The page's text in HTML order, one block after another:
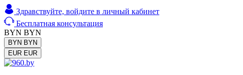
Здравствуйте, войдите в личный кабинет
Бесплатная консультация
BYN BYN
BYN BYN
EUR EUR